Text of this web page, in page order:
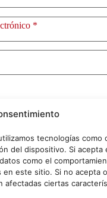
tecnologías como
del dispositivo. Si acepta
como el
este sitio. Si no acepta
afectadas ciertas
*